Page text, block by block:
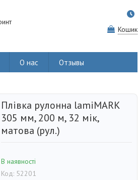
Кошик
О нас Отзывы
Плівка рулонна lamiMARK
305 мм, 200 м, 32 мік,
матова (рул.)
В наявності
Код: 52201